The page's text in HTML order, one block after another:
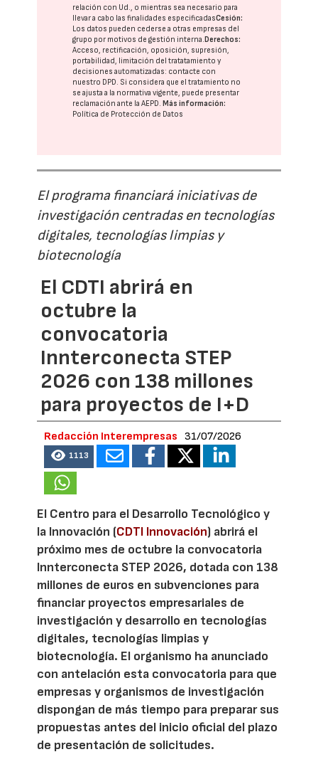
relación con Ud., o mientras sea necesario para
llevar a cabo las finalidades especificadasCesión:
Los datos pueden cederse a otras empresas del
grupo por motivos de gestión interna.Derechos:
Acceso, rectificación, oposición, supresión,
portabilidad, limitación del tratatamiento y
decisiones automatizadas: contacte con
nuestro DPD. Si considera que el tratamiento no
se ajusta a la normativa vigente, puede presentar
reclamación ante laAEPD.Más información:
Política de Protección de Datos
El programa financiará iniciativas de
investigación centradas en tecnologías
digitales, tecnologías limpias y
biotecnología
El CDTI abrirá en
octubre la
convocatoria
Innterconecta STEP
2026 con 138 millones
para proyectos de I+D
Redacción Interempresas 31/07/2026
1113
El Centro para el Desarrollo Tecnológico y
la Innovación (CDTI Innovación) abrirá el
próximo mes de octubre la convocatoria
Innterconecta STEP 2026, dotada con 138
millones de euros en subvenciones para
financiar proyectos empresariales de
investigación y desarrollo en tecnologías
digitales, tecnologías limpias y
biotecnología. El organismo ha anunciado
con antelación esta convocatoria para que
empresas y organismos de investigación
dispongan de más tiempo para preparar sus
propuestas antes del inicio oficial del plazo
de presentación de solicitudes.